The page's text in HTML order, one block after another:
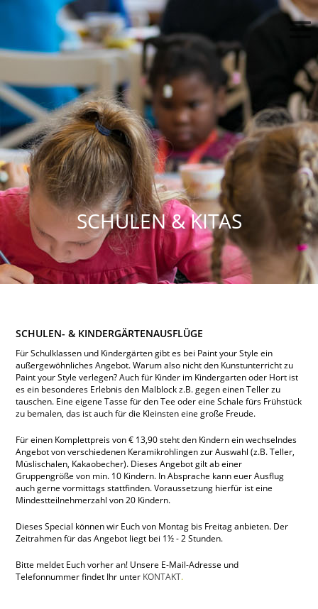
SCHULEN & KITAS
SCHULEN- & KINDERGÄRTENAUSFLÜGE
Für Schulklassen und Kindergärten gibt es bei Paint your Style ein
außergewöhnliches Angebot. Warum also nicht den Kunstunterricht zu
Paint your Style verlegen? Auch für Kinder im Kindergarten oder Hort ist
es ein besonderes Erlebnis den Malblock z.B. gegen einen Teller zu
tauschen. Eine eigene Tasse für den Tee oder eine Schale fürs Frühstück
zu bemalen, das ist auch für die Kleinsten eine große Freude.
Für einen Komplettpreis von € 13,90 steht den Kindern ein wechselndes
Angebot von verschiedenen Keramikrohlingen zur Auswahl (z.B. Teller,
Müslischalen, Kakaobecher). Dieses Angebot gilt ab einer
Gruppengröße von min. 10 Kindern. In Absprache kann euer Ausflug
auch gerne vormittags stattfinden. Voraussetzung hierfür ist eine
Mindestteilnehmerzahl von 20 Kindern.
Dieses Special können wir Euch von Montag bis Freitag anbieten. Der
Zeitrahmen für das Angebot liegt bei 1½ - 2 Stunden.
Bitte meldet Euch vorher an! Unsere E-Mail-Adresse und
Telefonnummer findet Ihr unter KONTAKT.